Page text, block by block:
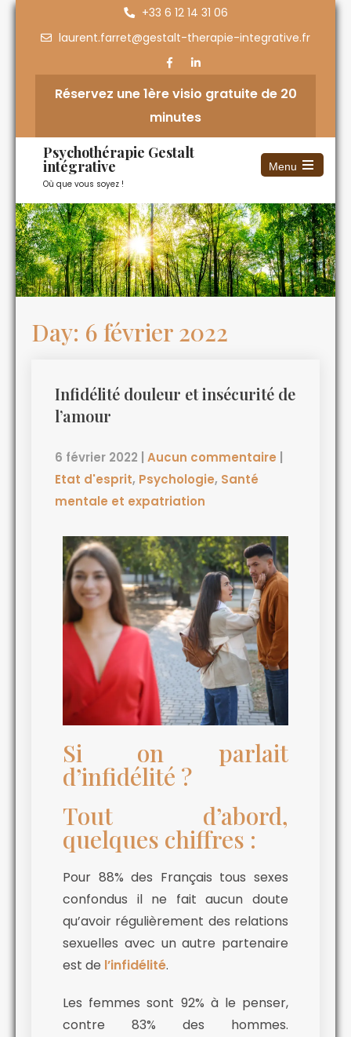
+33 6 12 14 31 06
laurent.farret@gestalt-therapie-integrative.fr
Réservez une 1ère visio gratuite de 20
minutes
Psychothérapie Gestalt
intégrative
Où que vous soyez !
Menu
Day: 6 février 2022
Infidélité douleur et insécurité de
l’amour
6 février 2022 Aucun commentaire
Etat d'esprit, Psychologie, Santé
mentale et expatriation
Si on parlait
d’infidélité ?
Tout d’abord,
quelques chiffres :
Pour 88% des Français tous sexes
confondus il ne fait aucun doute
qu’avoir régulièrement des relations
sexuelles avec un autre partenaire
est de l’infidélité.
Les femmes sont 92% à le penser,
contre 83% des hommes.